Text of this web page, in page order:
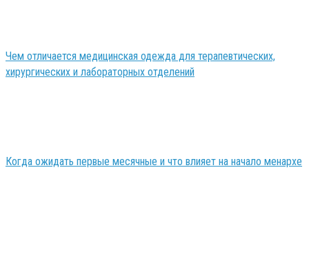
Чем отличается медицинская одежда для терапевтических,
хирургических и лабораторных отделений
Когда ожидать первые месячные и что влияет на начало менархе